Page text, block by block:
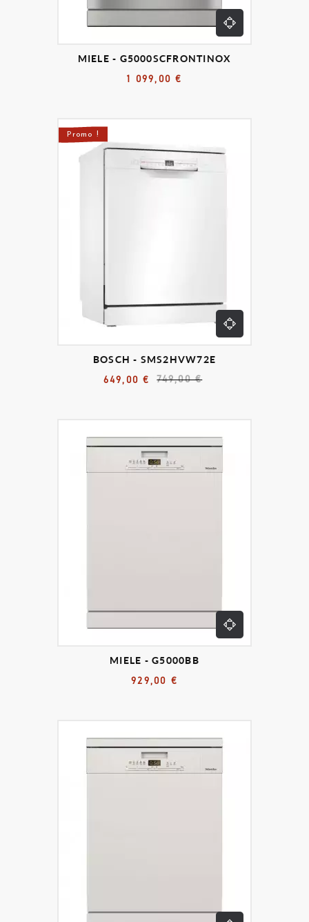
MIELE - G5000SCFRONTINOX
1 099,00 €
Promo !
BOSCH - SMS2HVW72E
649,00 € 749,00 €
MIELE - G5000BB
929,00 €